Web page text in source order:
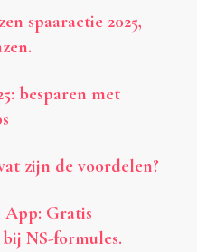
spaaractie 2025,
besparen met
zijn de voordelen?
App: Gratis
NS-formules.